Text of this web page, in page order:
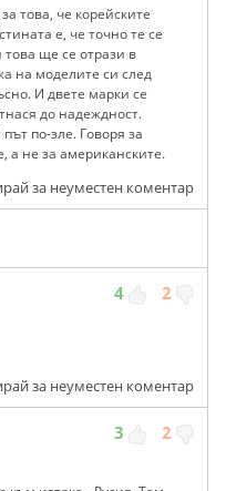
това, че корейските
е, че точно те се
това ще се отрази в
на моделите си след
И двете марки се
до надеждност.
по-зле. Говоря за
а не за американските.
за неуместен коментар
4 2
за неуместен коментар
3 2